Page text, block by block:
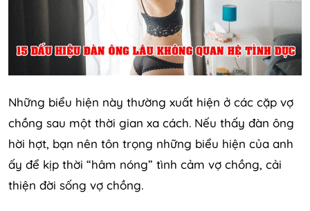
Những biểu hiện này thường xuất hiện ở các cặp vợ
chồng sau một thời gian xa cách. Nếu thấy đàn ông
hời hợt, bạn nên tôn trọng những biểu hiện của anh
ấy để kịp thời “hâm nóng” tình cảm vợ chồng, cải
thiện đời sống vợ chồng.